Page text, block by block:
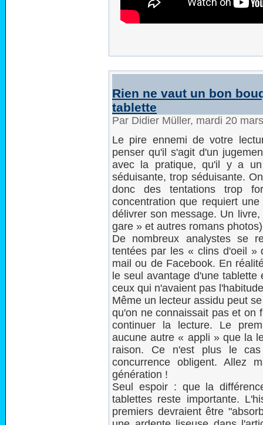
Rien ne vaut un bon
tablette
Par Didier Müller, mardi 20
Le pire ennemi de votre
penser qu'il s'agit d'un
avec la pratique, qu'il y a
séduisante, trop séduisante.
donc des tentations trop
concentration que requiert
délivrer son message. Un
gare » et autres romans
De nombreux analystes se
tentées par les « clins d'oeil »
mail ou de Facebook. En
le seul avantage d'une
ceux qui n'avaient pas
Même un lecteur assidu peut
qu'on ne connaissait pas et on
continuer la lecture. Le
aucune autre « appli » que la
raison. Ce n'est plus le
concurrence obligent. Allez
génération !
Seul espoir : que la
tablettes reste importante.
premiers devraient être